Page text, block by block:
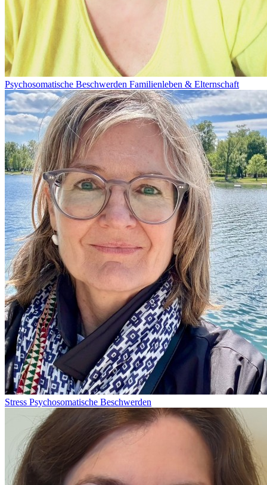
Psychosomatische Beschwerden Familienleben & Elternschaft
Stress Psychosomatische Beschwerden